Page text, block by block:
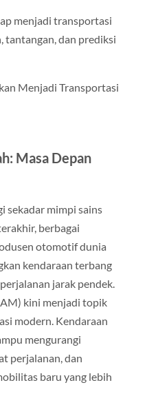
menjadi transportasi
tantangan, dan prediksi
Menjadi Transportasi
Masa Depan
sekadar mimpi sains
berbagai
otomotif dunia
kendaraan terbang
jarak pendek.
kini menjadi topik
modern. Kendaraan
mengurangi
perjalanan, dan
baru yang lebih